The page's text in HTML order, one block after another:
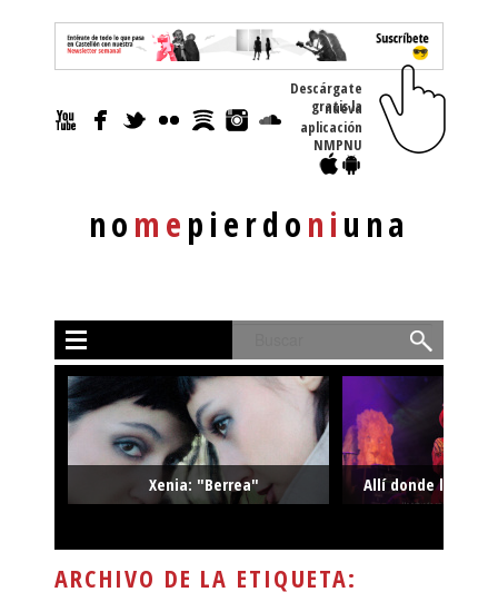
nomepierdoniuna
Descárgate
gratis la nueva
aplicación
NMPNU
Xenia: "Berrea" Allí donde la
ARCHIVO DE LA ETIQUETA: